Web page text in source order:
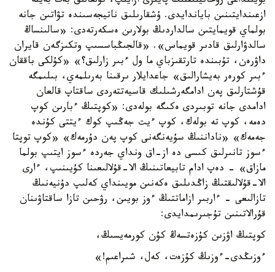
ازعىندايتىنىن باياندايدى. ۇشقارىلىق ناتيجەسىندە تۋاتىن جانە
بولماي قويمايتىن سالداردىڭ بولارىن ەسكەرتەدى: «سالىنساڭ
سالدۋارلىق قادىر قويماس». «قالجىڭباسسىپ وتكىزگەن قايران
داۋرەن، تۇبىندە تارتقىزباي ما ول ءبىر زارلىق؟» «كۇلكى باققان
ءبىر كورەر بەيشارالىق» جاعدايلار ىرقىنا بەرىلمەي، بىلىمگە
قۇشتارلىق پەن ادامگەرشىلىك قاسيەتتەردى ساقتاپ قالعان
ادامدى جانە توبىردى ەكىگە بولەدى: «كوپتىڭ ءبارىن كوپ
دەمە، كوپ تە بولەك، كوپ ءيت جەڭىپ كوك ءيتتى كۇندە
جەمەك» «ناداننىڭ سۇيەنگەنى كوپ پەن دۇرمەك» «كوپ توپتا
ءسوز تانىرلىق كىسى دە از-اق ونداي جەردە ءسوز ايتىپ بولما
مازاق» - دەپ ادام تابيعاتىنىڭ الا-قۇلالىعىنا كۇيىنىپ، ءارى
الا-قۇلالىقتىڭ زاڭدىلىق ەكەنىن مويىنداي كەلىپ دۇنيەنىڭ
تازالىعى - ءاربىر ازاماتتىڭ ءوز بويىن، رۋحىن تازا ساقتاۋىنان
قۇرالاتىنىن تۇجىرىمدايدى:
كوپتىڭ اۋزىن كۇزەتسەڭ كۇن كورمەيسىڭ،
ءوزىڭدى-ءوزىڭ كۇزەت، كەل، شىراعىم!»